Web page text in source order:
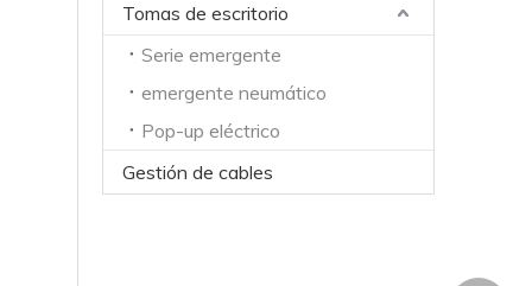
Tomas de escritorio
Serie emergente
emergente neumático
Pop-up eléctrico
Gestión de cables